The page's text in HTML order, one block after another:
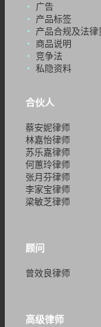
广告
产品标签
产品合规及法律
商品说明
竞争法
私隐资料
合伙人
蔡安妮律师
林嘉怡律师
苏乐嘉律师
何蕙玲律师
张月芬律师
李家宝律师
梁敏芝律师
顾问
曾效良律师
高级律师